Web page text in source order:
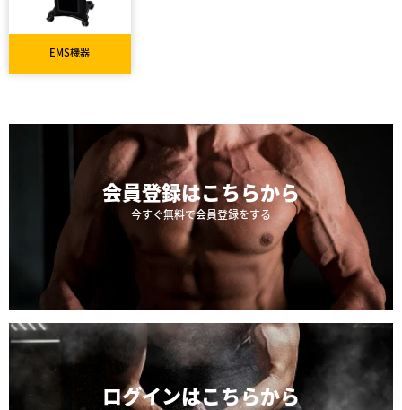
EMS機器
会員登録はこちらから
今すぐ無料で会員登録をする
ログインはこちらから